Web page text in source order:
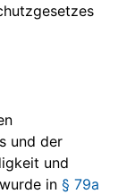
und der
und
in § 79a